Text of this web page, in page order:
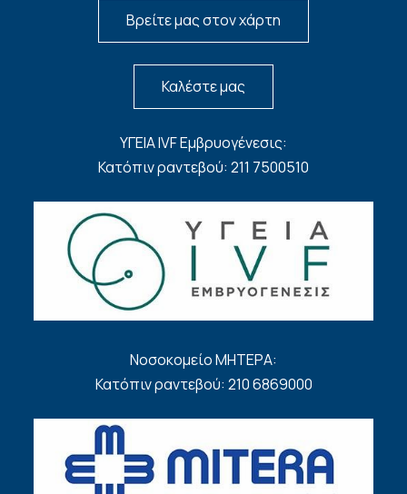
Βρείτε μας στον χάρτη
Καλέστε μας
ΥΓΕΙΑ IVF Εμβρυογένεσις:
Κατόπιν ραντεβού: 211 7500510
Νοσοκομείο ΜΗΤΕΡΑ:
Κατόπιν ραντεβού: 210 6869000